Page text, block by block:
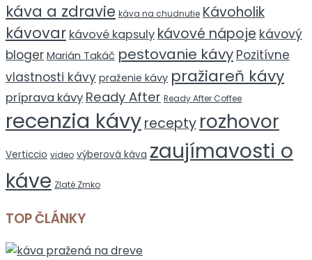
káva a zdravie káva na chudnutie Kávoholik
kávovar kávové kapsuly kávové nápoje kávový
blogerMarián Takáč pestovanie kávy Pozitívne
vlastnosti kávy praženie kávy pražiareň kávy
príprava kávy Ready After Ready After Coffee
recenzia kávyrecepty rozhovor
Verticcio video výberová káva zaujímavosti o
káve Zlaté Zrnko
TOP ČLÁNKY